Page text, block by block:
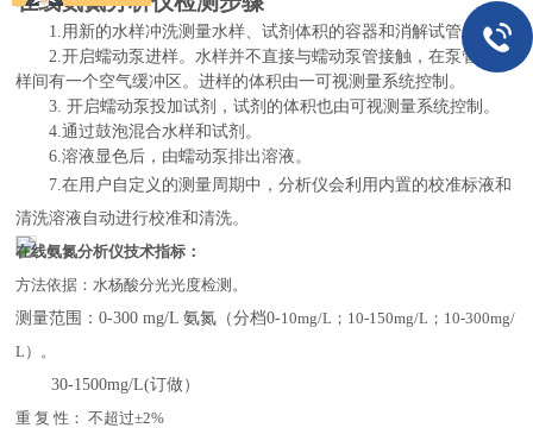
1.用新的水样冲洗测量水样、试剂体积的容器和消解试管。
2.开启蠕动泵进样。水样并不直接与蠕动泵管接触，在泵管和水
样间有一个空气缓冲区。进样的体积由一可视测量系统控制。
3. 开启蠕动泵投加试剂，试剂的体积也由可视测量系统控制。
4.通过鼓泡混合水样和试剂。
6.溶液显色后，由蠕动泵排出溶液。
7.在用户自定义的测量周期中，分析仪会利用内置的校准标液和
清洗溶液自动进行校准和清洗。
在线氨氮分析仪技术指标：
方法依据：水杨酸分光光度检测。
测量范围：0-300 mg/L 氨氮（分档0-10mg/L； 10-150mg/L； 10-300mg/
L） 。
30-1500mg/L(订做）
重 复 性： 不超过±2%